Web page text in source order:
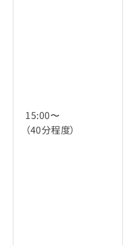
15:00〜
（40分程度）